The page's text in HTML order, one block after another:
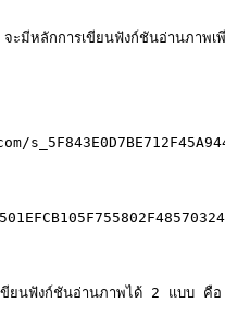
กการเขียนฟังก์ชันอ่านภาพเ
นฟังก์ชันอ่านภาพได้ 2 แบบ